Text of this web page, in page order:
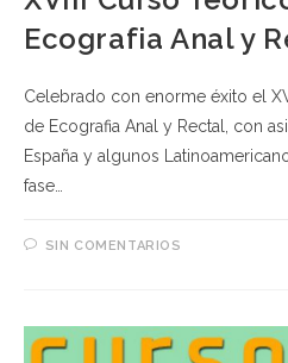
Ecografia Anal y
Celebrado con enorme éxito el
de Ecografia Anal y Rectal, con
España y algunos
fase…
SIN COMENTARIOS